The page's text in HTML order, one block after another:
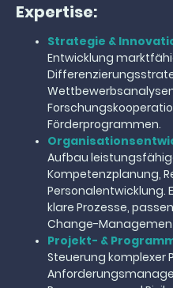
Expertise:
Strategie &
Entwicklung
Förderprogrammen.
Aufbau
Kompetenzplanung,
Personalentwicklung.
klare Prozesse,
Change-
Projekt- &
Steuerung komplexer